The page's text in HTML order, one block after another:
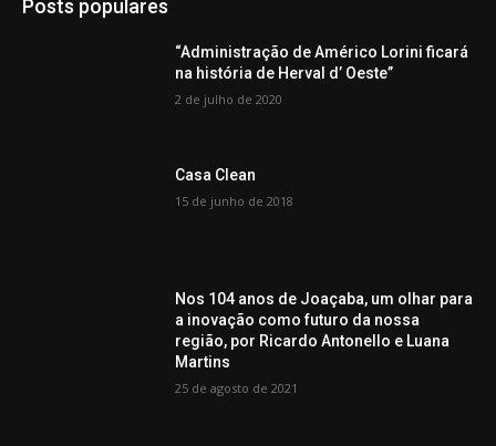
Posts populares
“Administração de Américo Lorini ficará
na história de Herval d’ Oeste”
2 de julho de 2020
Casa Clean
15 de junho de 2018
Nos 104 anos de Joaçaba, um olhar para
a inovação como futuro da nossa
região, por Ricardo Antonello e Luana
Martins
25 de agosto de 2021